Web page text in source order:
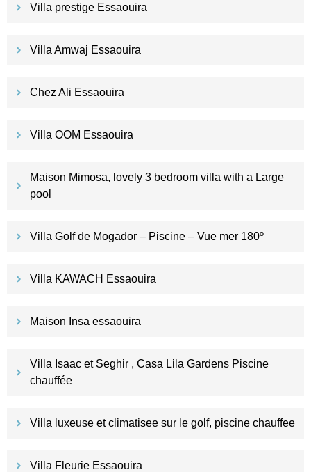
Villa prestige Essaouira
Villa Amwaj Essaouira
Chez Ali Essaouira
Villa OOM Essaouira
Maison Mimosa, lovely 3 bedroom villa with a Large
pool
Villa Golf de Mogador – Piscine – Vue mer 180º
Villa KAWACH Essaouira
Maison Insa essaouira
Villa Isaac et Seghir , Casa Lila Gardens Piscine
chauffée
Villa luxeuse et climatisee sur le golf, piscine chauffee
Villa Fleurie Essaouira